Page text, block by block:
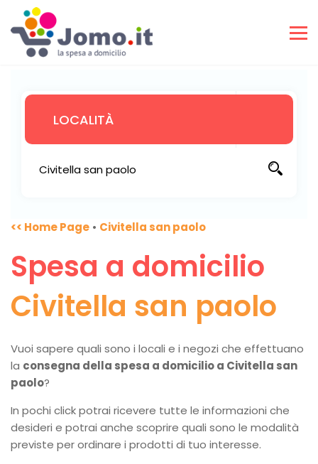
<< Home Page • Civitella san paolo
Spesa a domicilio
Civitella san paolo
Vuoi sapere quali sono i locali e i negozi che effettuano
la consegna della spesa a domicilio a Civitella san
paolo?
In pochi click potrai ricevere tutte le informazioni che
desideri e potrai anche scoprire quali sono le modalità
previste per ordinare i prodotti di tuo interesse.